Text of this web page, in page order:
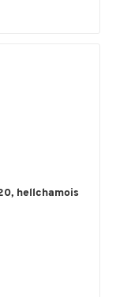
hellchamois